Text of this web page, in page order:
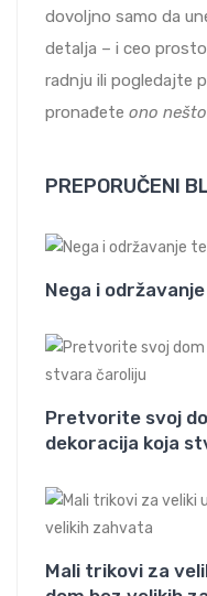
dovoljno samo da
detalja – i ceo
radnju ili pogledajte
pronađete ono nešto
PREPORUČENI
Nega i
Pretvorite svoj
dekoracija koja
Mali trikovi za